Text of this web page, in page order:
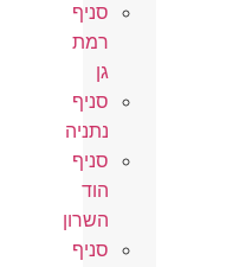
סניף
רמת
גן
סניף
נתניה
סניף
הוד
השרון
סניף